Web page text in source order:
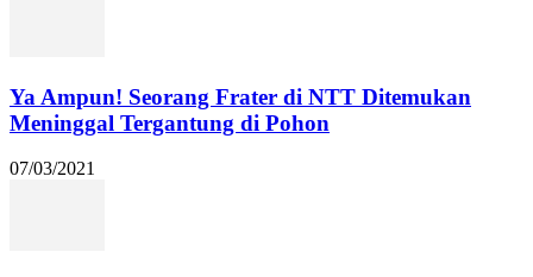
Ya Ampun! Seorang Frater di NTT Ditemukan
Meninggal Tergantung di Pohon
07/03/2021